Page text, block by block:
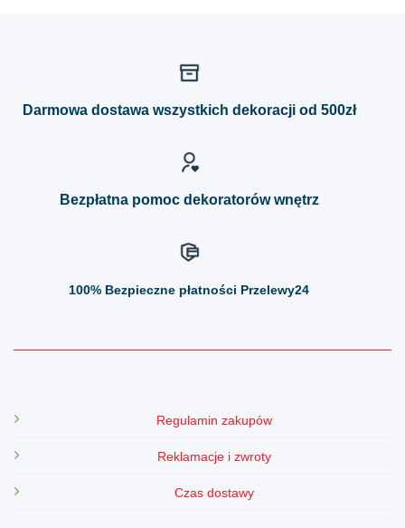
można
Darmowa dostawa wszystkich dekoracji od 500zł
Bezpłatna pomoc dekoratorów wnętrz
100% Bezpieczne płatności Przelewy24
Regulamin zakupów
Reklamacje i zwroty
Czas dostawy